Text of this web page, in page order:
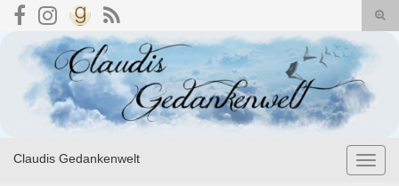
Search for:
Claudis Gedankenwelt